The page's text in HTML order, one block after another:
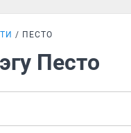
ПЕСТО
Песто